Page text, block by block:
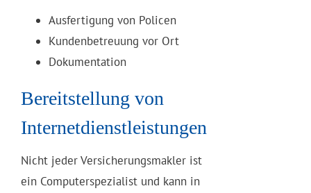
Ausfertigung von Policen
Kundenbetreuung vor Ort
Dokumentation
Bereitstellung von
Internetdienstleistungen
Nicht jeder Versicherungsmakler ist
ein Computerspezialist und kann in